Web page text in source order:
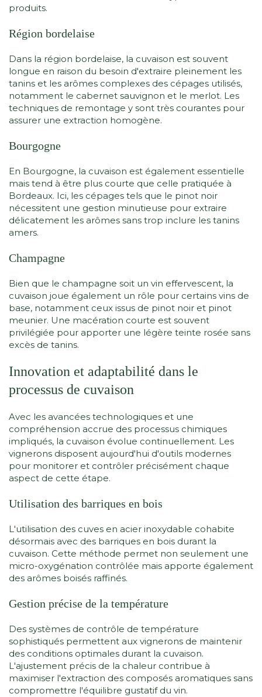
produits.
Région bordelaise
Dans la région bordelaise, la cuvaison est souvent
longue en raison du besoin d'extraire pleinement les
tanins et les arômes complexes des cépages utilisés,
notamment le cabernet sauvignon et le merlot. Les
techniques de remontage y sont très courantes pour
assurer une extraction homogène.
Bourgogne
En Bourgogne, la cuvaison est également essentielle
mais tend à être plus courte que celle pratiquée à
Bordeaux. Ici, les cépages tels que le pinot noir
nécessitent une gestion minutieuse pour extraire
délicatement les arômes sans trop inclure les tanins
amers.
Champagne
Bien que le champagne soit un vin effervescent, la
cuvaison joue également un rôle pour certains vins de
base, notamment ceux issus de pinot noir et pinot
meunier. Une macération courte est souvent
privilégiée pour apporter une légère teinte rosée sans
excès de tanins.
Innovation et adaptabilité dans le
processus de cuvaison
Avec les avancées technologiques et une
compréhension accrue des processus chimiques
impliqués, la cuvaison évolue continuellement. Les
vignerons disposent aujourd'hui d'outils modernes
pour monitorer et contrôler précisément chaque
aspect de cette étape.
Utilisation des barriques en bois
L'utilisation des cuves en acier inoxydable cohabite
désormais avec des barriques en bois durant la
cuvaison. Cette méthode permet non seulement une
micro-oxygénation contrôlée mais apporte également
des arômes boisés raffinés.
Gestion précise de la température
Des systèmes de contrôle de température
sophistiqués permettent aux vignerons de maintenir
des conditions optimales durant la cuvaison.
L'ajustement précis de la chaleur contribue à
maximiser l'extraction des composés aromatiques sans
compromettre l'équilibre gustatif du vin.